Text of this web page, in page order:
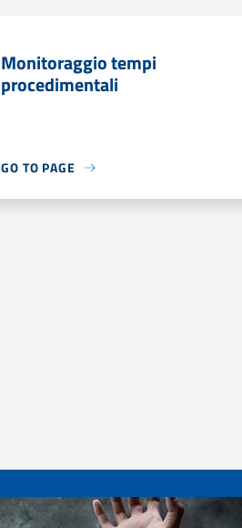
Monitoraggio tempi
procedimentali
GO TO PAGE